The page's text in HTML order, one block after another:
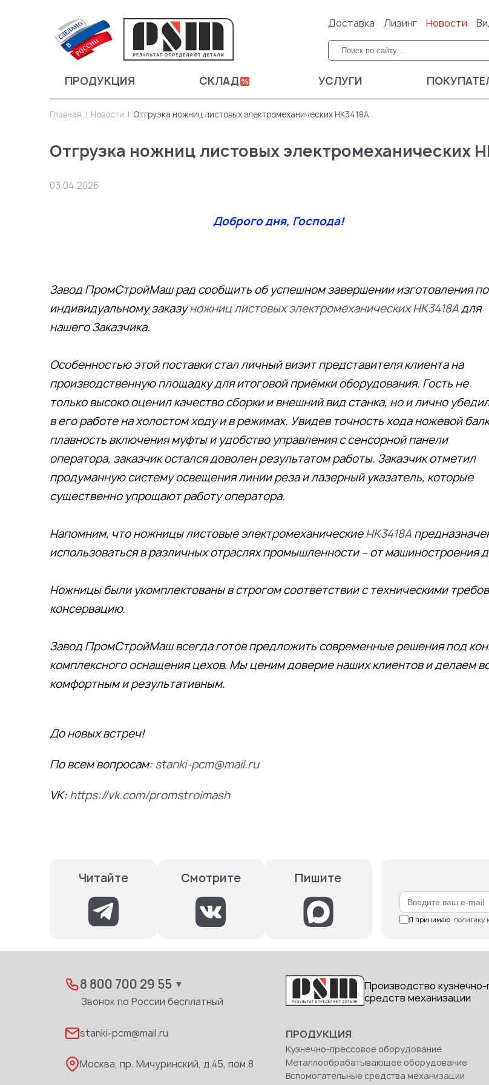
Доставка Лизинг Новости
ПРОДУКЦИЯ СКЛАД УСЛУГИ
Главная Новости Отгрузка ножниц листовых электромеханических НК3418А
Отгрузка ножниц листовых электромеханических
03.04.2026
Доброго дня, Господа!
Завод ПромСтройМаш рад сообщить об успешном завершении изготовления по
индивидуальному заказуножниц листовых электромеханических НК3418Адля
нашего Заказчика.
Особенностью этой поставки стал личный визит представителя клиента на
производственную площадку для итоговой приёмки оборудования. Гость не
только высоко оценил качество сборки и внешний вид станка, но и лично
в его работе на холостом ходу и в режимах. Увидев точность хода ножевой
плавность включения муфты и удобство управления с сенсорной панели
оператора, заказчик остался доволен результатом работы. Заказчик отметил
продуманную систему освещения линии реза и лазерный указатель, которые
существенно упрощают работу оператора.
Напомним, что ножницы листовые электромеханическиеНК3418А
использоваться в различных отраслях промышленности – от машиностроения
Ножницы были укомплектованы в строгом соответствии с техническими
консервацию.
Завод ПромСтройМаш всегда готов предложить современные решения под
комплексного оснащения цехов. Мы ценим доверие наших клиентов и делаем
комфортным и результативным.
До новых встреч!
По всем вопросам: stanki-pcm@mail.ru
VK: https://vk.com/promstroimash
Читайте Смотрите Пишите
Я принимаю политику
8 800 700 29 55 ▼
Звонок по России бесплатный
stanki-pcm@mail.ru
Москва, пр. Мичуринский, д.45, пом.8
Производство
средств механизации
ПРОДУКЦИЯ
Кузнечно-прессовое оборудование
Металлообрабатывающее оборудование
Вспомогательные средства механизации